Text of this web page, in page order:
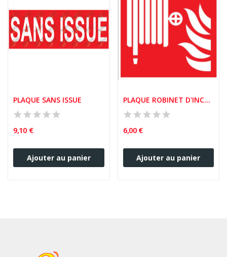
PLAQUE SANS ISSUE
9,10 €
Ajouter au panier
PLAQUE ROBINET D'INCENDIE ARME 150MM
6,00 €
Ajouter au panier